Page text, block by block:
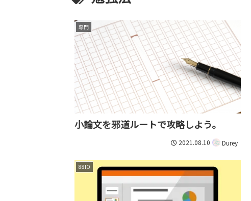
専門
小論文を邪道ルートで攻略しよう。
2021.08.10 Durey
88IO